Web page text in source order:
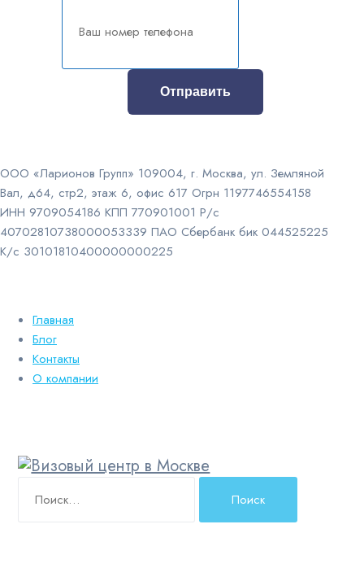
Отправить
ООО «Ларионов Групп» 109004, г. Москва, ул. Земляной
Вал, д64, стр2, этаж 6, офис 617 Огрн 1197746554158
ИНН 9709054186 КПП 770901001 Р/с
40702810738000053339 ПАО Сбербанк бик 044525225
К/с 30101810400000000225
Главная
Блог
Контакты
О компании